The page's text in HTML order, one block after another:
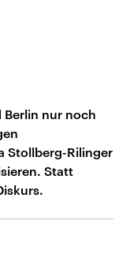
Berlin nur noch
Stollberg-Rilinger
Statt